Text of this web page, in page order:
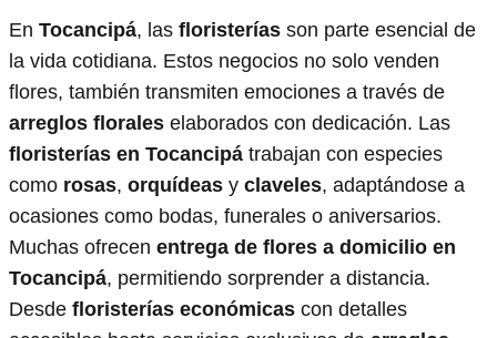
En Tocancipá, las floristerías son parte esencial de
la vida cotidiana. Estos negocios no solo venden
flores, también transmiten emociones a través de
arreglos florales elaborados con dedicación. Las
floristerías en Tocancipá trabajan con especies
como rosas, orquídeas y claveles, adaptándose a
ocasiones como bodas, funerales o aniversarios.
Muchas ofrecen entrega de flores a domicilio en
Tocancipá, permitiendo sorprender a distancia.
Desde floristerías económicas con detalles